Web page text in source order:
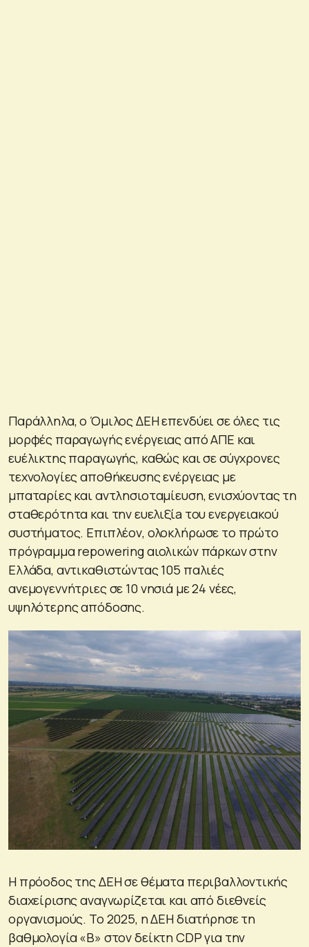
Παράλληλα, ο Όμιλος ΔΕΗ επενδύει σε όλες τις
μορφές παραγωγής ενέργειας από ΑΠΕ και
ευέλικτης παραγωγής, καθώς και σε σύγχρονες
τεχνολογίες αποθήκευσης ενέργειας με
μπαταρίες και αντλησιοταμίευση, ενισχύοντας τη
σταθερότητα και την ευελιξίa του ενεργειακού
συστήματος. Επιπλέον, ολοκλήρωσε το πρώτο
πρόγραμμα repowering αιολικών πάρκων στην
Ελλάδα, αντικαθιστώντας 105 παλιές
ανεμογεννήτριες σε 10 νησιά με 24 νέες,
υψηλότερης απόδοσης.
Η πρόοδος της ΔΕΗ σε θέματα περιβαλλοντικής
διαχείρισης αναγνωρίζεται και από διεθνείς
οργανισμούς. Το 2025, η ΔΕΗ διατήρησε τη
βαθμολογία «Β» στον δείκτη CDP για την